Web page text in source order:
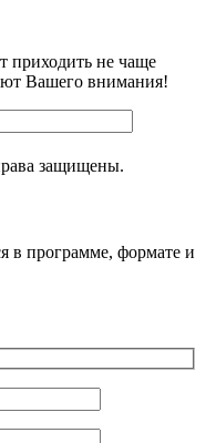
приходить не чаще
Вашего внимания!
защищены.
в программе, формате и